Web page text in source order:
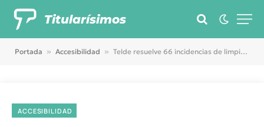
Titularísimos
Portada » Accesibilidad » Telde resuelve 66 incidencias de limpieza y residuos durante el mes de abril
ACCESIBILIDAD